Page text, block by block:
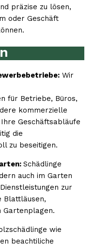
präzise zu lösen,
oder Geschäft
Wir
für Betriebe, Büros,
kommerzielle
Geschäftsabläufe
die
zu beseitigen.
Schädlinge
auch im Garten
zur
Blattläusen,
Gartenplagen.
wie
beachtiliche